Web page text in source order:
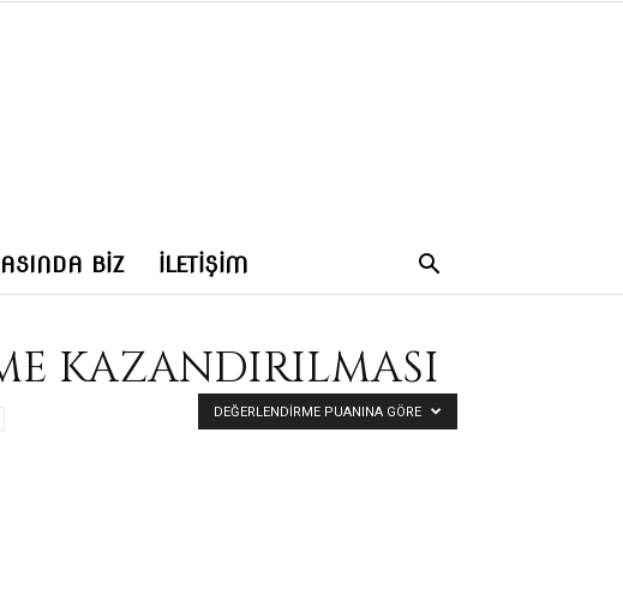
BIZ İLETIŞIM
KAZANDIRILMASI
DEĞERLENDIRME PUANINA GÖRE